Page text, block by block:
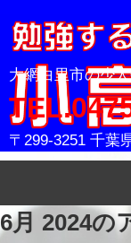
小高進学塾
大網白里市の少
〒299-3251 千葉
6月 2024の